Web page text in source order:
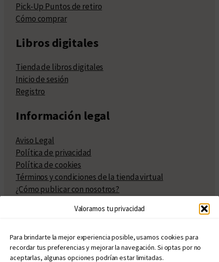
Valoramos tu privacidad
Para brindarte la mejor experiencia posible, usamos cookies para
recordar tus preferencias y mejorar la navegación. Si optas por no
aceptarlas, algunas opciones podrían estar limitadas.
Pick-Up Puntos de retiro
Cómo comprar
Libros digitales
Tienda de libros digitales
Inicio de sesión
Registro
Información legal
Aviso Legal
Política de privacidad
Política de cookies
Términos y condiciones de la tienda virtual
¿Cómo publicar con nosotros?
Políticas de publicación
Políticas de coedición
Atribuciones